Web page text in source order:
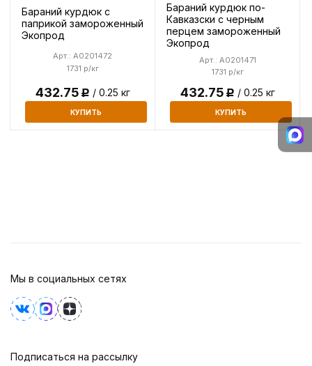
Бараний курдюк с
паприкой замороженный
Экопрод
1731 р/кг
Арт.: A0201472
432.75Р / 0.25 кг
КУПИТЬ
Бараний курдюк по-
Кавказски с черным
перцем замороженный
Экопрод
1731 р/кг
Арт.: A0201471
432.75Р / 0.25 кг
КУПИТЬ
Мы в социальных сетях
Подписаться на рассылку